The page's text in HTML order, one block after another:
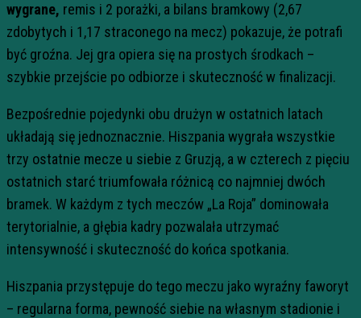
wygrane, remis i 2 porażki, a bilans bramkowy (2,67
zdobytych i 1,17 straconego na mecz) pokazuje, że potrafi
być groźna. Jej gra opiera się na prostych środkach –
szybkie przejście po odbiorze i skuteczność w finalizacji.
Bezpośrednie pojedynki obu drużyn w ostatnich latach
układają się jednoznacznie. Hiszpania wygrała wszystkie
trzy ostatnie mecze u siebie z Gruzją, a w czterech z pięciu
ostatnich starć triumfowała różnicą co najmniej dwóch
bramek. W każdym z tych meczów „La Roja” dominowała
terytorialnie, a głębia kadry pozwalała utrzymać
intensywność i skuteczność do końca spotkania.
Hiszpania przystępuje do tego meczu jako wyraźny faworyt
– regularna forma, pewność siebie na własnym stadionie i